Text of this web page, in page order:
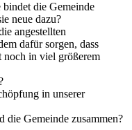
die Gemeinde
neue dazu?
angestellten
dafür sorgen, dass
in viel größerem
in unserer
die Gemeinde zusammen?